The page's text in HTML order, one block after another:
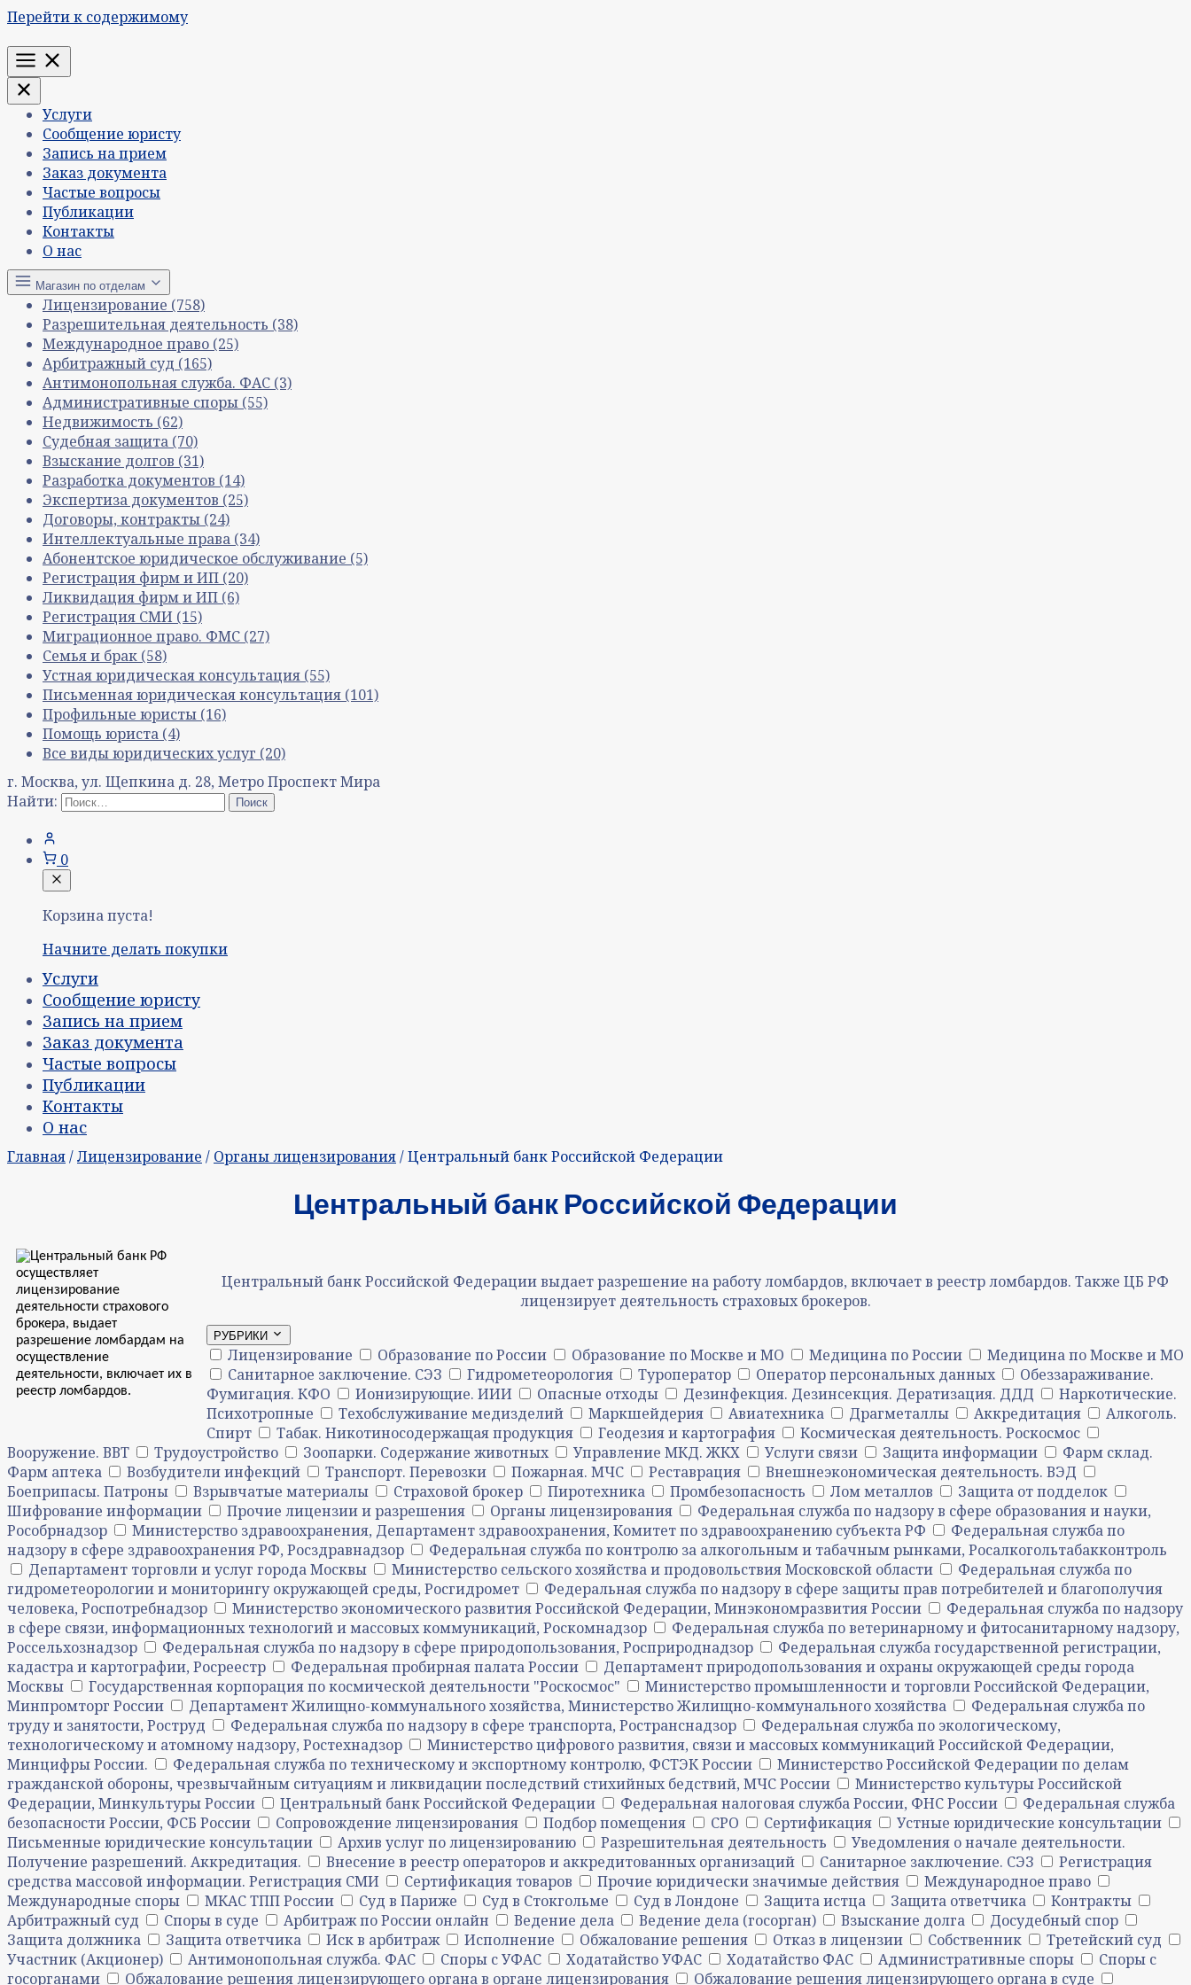
Перейти к содержимому
Меню
Услуги
Сообщение юристу
Запись на прием
Заказ документа
Частые вопросы
Публикации
Контакты
О нас
Магазин по отделам
Лицензирование (758)
Разрешительная деятельность (38)
Международное право (25)
Арбитражный суд (165)
Антимонопольная служба. ФАС (3)
Административные споры (55)
Недвижимость (62)
Судебная защита (70)
Взыскание долгов (31)
Разработка документов (14)
Экспертиза документов (25)
Договоры, контракты (24)
Интеллектуальные права (34)
Абонентское юридическое обслуживание (5)
Регистрация фирм и ИП (20)
Ликвидация фирм и ИП (6)
Регистрация СМИ (15)
Миграционное право. ФМС (27)
Семья и брак (58)
Устная юридическая консультация (55)
Письменная юридическая консультация (101)
Профильные юристы (16)
Помощь юриста (4)
Все виды юридических услуг (20)
г. Москва, ул. Щепкина д. 28, Метро Проспект Мира
Найти:
0
Корзина пуста!
Начните делать покупки
Услуги
Сообщение юристу
Запись на прием
Заказ документа
Частые вопросы
Публикации
Контакты
О нас
Главная/Лицензирование / Органы лицензирования/ Центральный банк Российской Федерации
Центральный банк Российской Федерации
Центральный банк Российской Федерации выдает разрешение на работу ломбардов, включает в реестр ломбардов. Также ЦБ РФ
лицензирует деятельность страховых брокеров.
РУБРИКИ
Лицензирование Образование по России Образование по Москве и МО Медицина по России
Медицина по Москве и МО
Санитарное заключение. СЭЗ
Гидрометеорология Туроператор Оператор персональных данных
Обеззараживание.
Фумигация. КФО
Ионизирующие. ИИИ Опасные отходы Дезинфекция. Дезинсекция. Дератизация. ДДД
Наркотические.
Психотропные
Техобслуживание медизделий Маркшейдерия Авиатехника Драгметаллы Аккредитация
Алкоголь.
Спирт
Табак. Никотиносодержащая продукция Геодезия и картография
Космическая деятельность. Роскосмос
Вооружение. ВВТ
Трудоустройство Зоопарки. Содержание животных Управление МКД. ЖКХ Услуги связи Защита информации
Фарм склад.
Фарм аптека
Возбудители инфекций Транспорт. Перевозки Пожарная. МЧС Реставрация
Внешнеэкономическая деятельность. ВЭД
Боеприпасы. Патроны
Взрывчатые материалы Страховой брокер Пиротехника Промбезопасность Лом металлов
Защита от подделок
Шифрование информации
Прочие лицензии и разрешения Органы лицензирования
Федеральная служба по надзору в сфере образования и науки,
Рособрнадзор
Министерство здравоохранения, Департамент здравоохранения, Комитет по здравоохранению субъекта РФ
Федеральная служба по
надзору в сфере здравоохранения РФ, Росздравнадзор
Федеральная служба по контролю за алкогольным и табачным рынками, Росалкогольтабакконтроль
Департамент торговли и услуг города Москвы
Министерство сельского хозяйства и продовольствия Московской области
Федеральная служба по
гидрометеорологии и мониторингу окружающей среды, Росгидромет
Федеральная служба по надзору в сфере защиты прав потребителей и благополучия
человека, Роспотребнадзор
Министерство экономического развития Российской Федерации, Минэкономразвития России
Федеральная служба по надзору
в сфере связи, информационных технологий и массовых коммуникаций, Роскомнадзор
Федеральная служба по ветеринарному и фитосанитарному надзору,
Россельхознадзор
Федеральная служба по надзору в сфере природопользования, Росприроднадзор
Федеральная служба государственной регистрации,
кадастра и картографии, Росреестр
Федеральная пробирная палата России
Департамент природопользования и охраны окружающей среды города
Москвы
Государственная корпорация по космической деятельности "Роскосмос"
Министерство промышленности и торговли Российской Федерации,
Минпромторг России
Департамент Жилищно-коммунального хозяйства, Министерство Жилищно-коммунального хозяйства
Федеральная служба по
труду и занятости, Роструд
Федеральная служба по надзору в сфере транспорта, Ространснадзор
Федеральная служба по экологическому,
технологическому и атомному надзору, Ростехнадзор
Министерство цифрового развития, связи и массовых коммуникаций Российской Федерации,
Минцифры России.
Федеральная служба по техническому и экспортному контролю, ФСТЭК России
Министерство Российской Федерации по делам
гражданской обороны, чрезвычайным ситуациям и ликвидации последствий стихийных бедствий, МЧС России
Министерство культуры Российской
Федерации, Минкультуры России
Центральный банк Российской Федерации Федеральная налоговая служба России, ФНС России
Федеральная служба
безопасности России, ФСБ России
Сопровождение лицензирования Подбор помещения СРО Сертификация
Устные юридические консультации
Письменные юридические консультации
Архив услуг по лицензированию Разрешительная деятельность
Уведомления о начале деятельности.
Получение разрешений. Аккредитация.
Внесение в реестр операторов и аккредитованных организаций Санитарное заключение. СЭЗ
Регистрация
средства массовой информации. Регистрация СМИ
Сертификация товаров Прочие юридически значимые действия
Международное право
Международные споры
МКАС ТПП России Суд в Париже Суд в Стокгольме Суд в Лондоне Защита истца Защита ответчика
Контракты
Арбитражный суд
Споры в суде Арбитраж по России онлайн Ведение дела Ведение дела (госорган) Взыскание долга
Досудебный спор
Защита должника
Защита ответчика Иск в арбитраж Исполнение Обжалование решения Отказ в лицензии Собственник
Третейский суд
Участник (Акционер)
Антимонопольная служба. ФАС Споры с УФАС Ходатайство УФАС Ходатайство ФАС Административные споры
Споры с
госорганами
Обжалование решения лицензирующего органа в органе лицензирования Обжалование решения лицензирующего органа в суде